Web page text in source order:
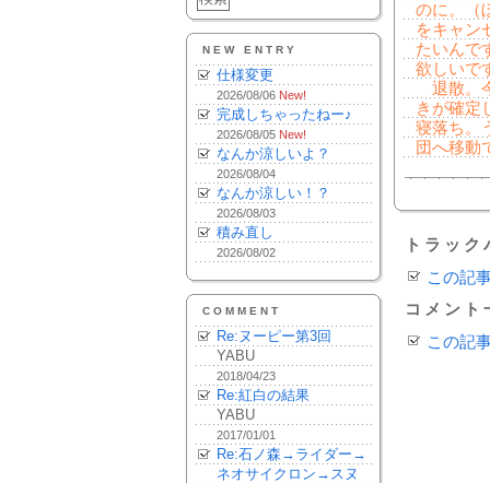
NEW ENTRY
仕様変更
2026/08/06 New!
完成しちゃったねー♪
2026/08/05 New!
なんか涼しいよ？
2026/08/04
なんか涼しい！？
2026/08/03
積み直し
2026/08/02
COMMENT
Re:ヌーピー第3回
YABU
2018/04/23
Re:紅白の結果
YABU
2017/01/01
Re:石ノ森→ライダー→
ネオサイクロン→スヌ
のに。（
をキャン
たいんで
欲しいで
退散。
きが確定
寝落ち。
団へ移動
トラッ
この記
コメント
この記